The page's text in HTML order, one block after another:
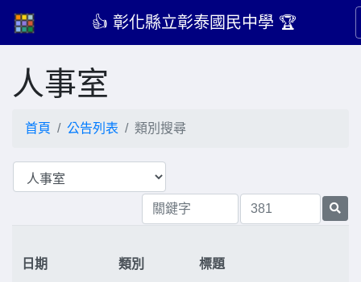
👍 彰化縣立彰泰國民中學 🏆
人事室
首頁 公告列表 類別搜尋
日期 類別 標題